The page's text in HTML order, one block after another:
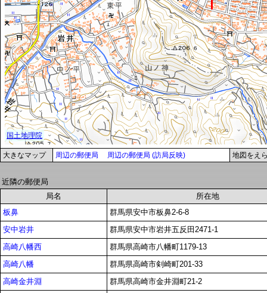
大きなマップ 周辺の郵便局 周辺の郵便局 (訪局反映) 地図をえ
近隣の郵便局
局名
所在地
板鼻
群馬県安中市板鼻2-6-8
安中岩井
群馬県安中市岩井五反田2471-1
高崎八幡西
群馬県高崎市八幡町1179-13
高崎八幡
群馬県高崎市剣崎町201-33
高崎金井淵
群馬県高崎市金井淵町21-2